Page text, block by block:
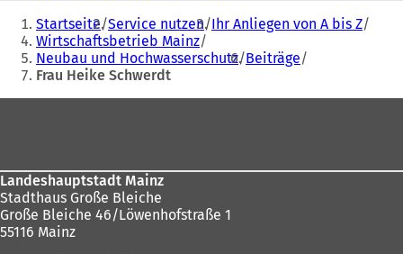
Sie
befinden
sich
hier:
Startseite Service nutzen Ihr Anliegen von A bis Z
Wirtschaftsbetrieb Mainz
Neubau und Hochwasserschutz Beiträge
Frau Heike Schwerdt
Landeshauptstadt Mainz
Stadthaus Große Bleiche
Große Bleiche 46/Löwenhofstraße 1
55116 Mainz